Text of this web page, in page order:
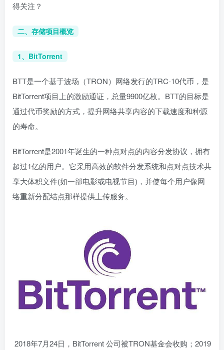
得关注？
二、存储项目概览
1、BitTorrent
BTT是一个基于波场（TRON）网络发行的TRC-10代币，是
BitTorrent项目上的激励通证，总量9900亿枚。BTT的目标是
通过代币奖励的方式，提升网络共享内容的下载速度和种源
的寿命。
BitTorrent是2001年诞生的一种点对点的内容分发协议，拥有
超过1亿的用户。它采用高效的软件分发系统和点对点技术共
享大体积文件(如一部电影或电视节目)，并使每个用户像网
络重新分配结点那样提供上传服务。
2018年7月24日，BitTorrent 公司被TRON基金会收购；2019